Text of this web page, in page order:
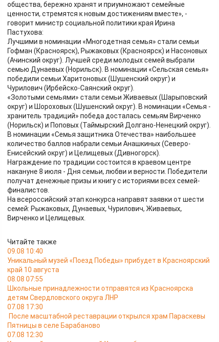
общества, бережно хранят и приумножают семейные
ценности, стремятся к новым достижениям вместе», -
говорит министр социальной политики края Ирина
Пастухова:
Лучшими в номинации «Многодетная семья» стали семьи
Гофман (Красноярск), Рыжаковых (Красноярск) и Насоновых
(Ачинский округ). Лучшей среди молодых семей выбрали
семью Дунаевых (Норильск). В номинации «Сельская семья»
победили семьи Харитоновых (Шушенский округ) и
Чурилович (Ирбейско-Саянский округ).
«Золотыми семьями» стали семьи Живаевых (Шарыповский
округ) и Шороховых (Шушенский округ). В номинации «Семья -
хранитель традиций» победа досталась семьям Вирченко
(Норильск) и Поповых (Таймырский Долгано-Ненецкий округ).
В номинации «Семья защитника Отечества» наибольшее
количество баллов набрали семьи Анашкиных (Северо-
Енисейский округ) и Целищевых (Дивногорск).
Награждение по традиции состоится в краевом центре
накануне 8 июля - Дня семьи, любви и верности. Победители
получат денежные призы и книгу с историями всех семей-
финалистов.
На всероссийский этап конкурса направят заявки от шести
семей: Рыжаковых, Дунаевых, Чурилович, Живаевых,
Вирченко и Целищевых.
Читайте также
09.08 10:40
Уникальный музей «Поезд Победы» прибудет в Красноярский
край 10 августа
08.08 07:55
Школьные принадлежности отправятся из Красноярска
детям Свердловского округа ЛНР
07.08 17:30
После масштабной реставрации открылся храм Параскевы
Пятницы в селе Барабаново
07.08 12:30